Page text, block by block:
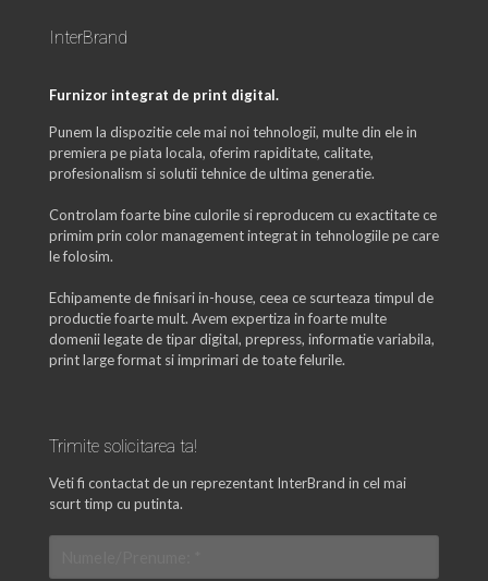
InterBrand
Furnizor integrat de print digital.
Punem la dispozitie cele mai noi tehnologii, multe din ele in
premiera pe piata locala, oferim rapiditate, calitate,
profesionalism si solutii tehnice de ultima generatie.
Controlam foarte bine culorile si reproducem cu exactitate ce
primim prin color management integrat in tehnologiile pe care
le folosim.
Echipamente de finisari in-house, ceea ce scurteaza timpul de
productie foarte mult. Avem expertiza in foarte multe
domenii legate de tipar digital, prepress, informatie variabila,
print large format si imprimari de toate felurile.
Trimite solicitarea ta!
Veti fi contactat de un reprezentant InterBrand in cel mai
scurt timp cu putinta.